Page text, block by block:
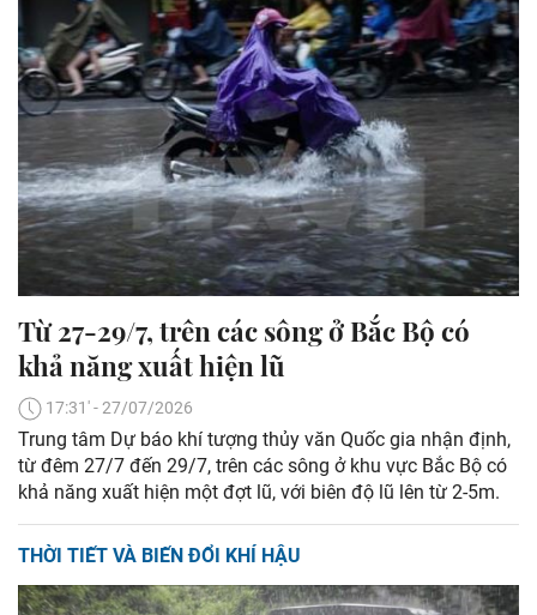
Từ 27-29/7, trên các sông ở Bắc Bộ có
khả năng xuất hiện lũ
17:31' - 27/07/2026
Trung tâm Dự báo khí tượng thủy văn Quốc gia nhận định,
từ đêm 27/7 đến 29/7, trên các sông ở khu vực Bắc Bộ có
khả năng xuất hiện một đợt lũ, với biên độ lũ lên từ 2-5m.
THỜI TIẾT VÀ BIẾN ĐỔI KHÍ HẬU